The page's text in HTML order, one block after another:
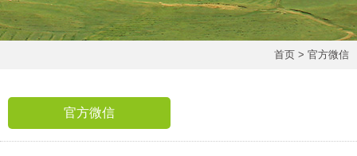
首页 > 官方微信
官方微信